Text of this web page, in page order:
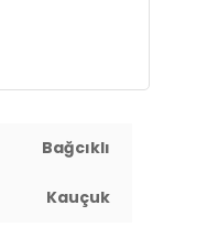
Bağcıklı
Kauçuk